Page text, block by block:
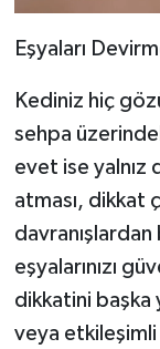
Eşyaları
Kediniz hiç
sehpa
evet ise yalnız
atması, dikkat
eşyalarınızı
dikkatini başka
veya